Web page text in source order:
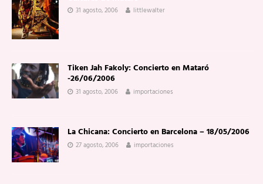
31 agosto, 2006 littlewalter
Tiken Jah Fakoly: Concierto en Mataró
-26/06/2006
31 agosto, 2006 importaciones
La Chicana: Concierto en Barcelona – 18/05/2006
27 agosto, 2006 importaciones